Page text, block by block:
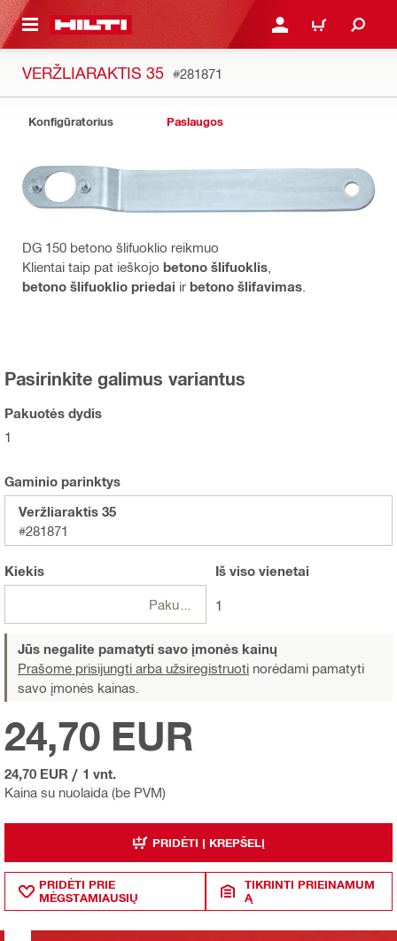
TURINIO PRISIJUNGTI ARBA
PIRKINIŲ
VERŽLIARAKTIS 35 #281871
Konfigūratorius Paslaugos
DG 150 betono šlifuoklio reikmuo
Klientai taip pat ieškojo betono šlifuoklis
betono šlifuoklio priedai ir betono šlifavimas
Pasirinkite galimus variantus
Pakuotės dydis
1
Gaminio parinktys
Veržliaraktis 35
#281871
Kiekis
Pakuotės
Iš visovienetai
1
Jūs negalite pamatyti savo įmonės kainų
Prašome prisijungti arba užsiregistruoti norėdami pamatyti
savo įmonės kainas.
Kaina su nuolaida (be PVM)
24,70 EUR
24,70 EUR / 1 vnt.
PRIDĖTI Į KREPŠELĮ
PRIDĖTI PRIE
MĖGSTAMIAUSIŲ
TIKRINTI PRIEINAMUM
Ą